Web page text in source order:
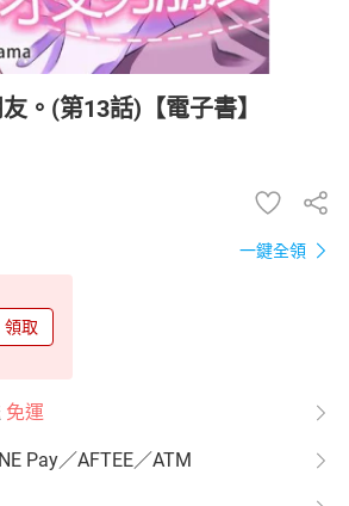
。(第13話)【電子書】
一鍵全領
領取
免運
Pay／AFTEE／ATM